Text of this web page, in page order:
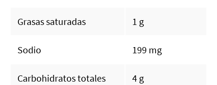
Grasas saturadas 1 g
Sodio 199 mg
Carbohidratos totales 4 g